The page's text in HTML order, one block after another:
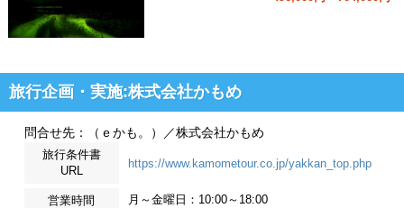
旅行企画・実施:株式会社かもめ
問合せ先：（ｅかも。）／株式会社かもめ
旅行条件書
URL
https://www.kamometour.co.jp/yakkan_top.php
営業時間 月～金曜日：10:00～18:00